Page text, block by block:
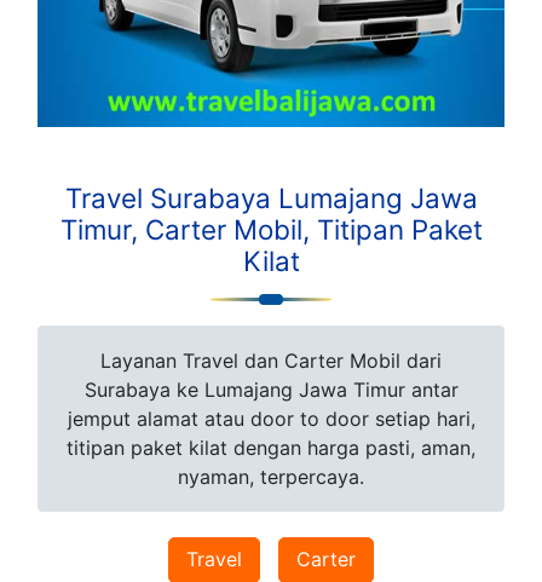
Travel Surabaya Lumajang Jawa
Timur, Carter Mobil, Titipan Paket
Kilat
Layanan Travel dan Carter Mobil dari
Surabaya ke Lumajang Jawa Timur antar
jemput alamat atau door to door setiap hari,
titipan paket kilat dengan harga pasti, aman,
nyaman, terpercaya.
Travel Carter